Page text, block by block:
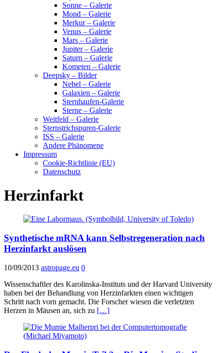
Sonne – Galerie
Mond – Galerie
Merkur – Galerie
Venus – Galerie
Mars – Galerie
Jupiter – Galerie
Saturn – Galerie
Kometen – Galerie
Deepsky – Bilder
Nebel – Galerie
Galaxien – Galerie
Sternhaufen-Galerie
Sterne – Galerie
Weitfeld – Galerie
Sternstrichspuren-Galerie
ISS – Galerie
Andere Phänomene
Impressum
Cookie-Richtlinie (EU)
Datenschutz
Herzinfarkt
Synthetische mRNA kann Selbstregeneration nach
Herzinfarkt auslösen
10/09/2013 astropage.eu 0
Wissenschaftler des Karolinska-Instituts und der Harvard University
haben bei der Behandlung von Herzinfarkten einen wichtigen
Schritt nach vorn gemacht. Die Forscher wiesen die verletzten
Herzen in Mäusen an, sich zu […]